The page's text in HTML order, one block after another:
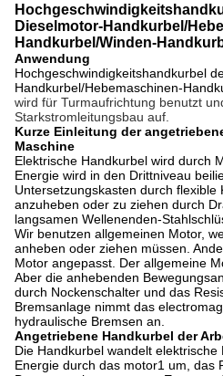
Dieselmotor-Handkurbel/
Handkurbel/Winden-
Anwendung
Hochgeschwindigkeitshandkurbel
Handkurbel/Hebemaschinen-
wird für Turmaufrichtung benutzt
Starkstromleitungsbau auf.
Kurze Einleitung der
Maschine
Elektrische Handkurbel wird durch
Energie wird in den Drittniveau
Untersetzungskasten durch flexible
anzuheben oder zu ziehen durch
langsamen Wellenenden-
Wir benutzen allgemeinen Motor,
anheben oder ziehen müssen.
Motor angepasst. Der allgemeine
Aber die anhebenden
durch Nockenschalter und das
Bremsanlage nimmt das
hydraulische Bremsen an.
Angetriebene Handkurbel der
Die Handkurbel wandelt
Energie durch das motor1 um, das